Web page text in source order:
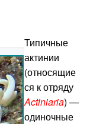
Типичные
актинии
(относящие
ся котряду
Actiniaria) —
одиночные